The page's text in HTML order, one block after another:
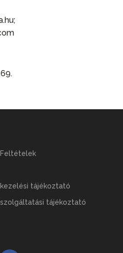
tájékoztató
tájékoztató